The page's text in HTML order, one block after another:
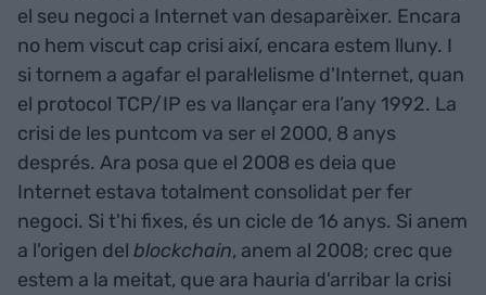
el seu negoci a Internet van desaparèixer. Encara
no hem viscut cap crisi així, encara estem lluny. I
si tornem a agafar el paral·lelisme d'Internet, quan
el protocol TCP/IP es va llançar era l’any 1992. La
crisi de les puntcom va ser el 2000, 8 anys
després. Ara posa que el 2008 es deia que
Internet estava totalment consolidat per fer
negoci. Si t'hi fixes, és un cicle de 16 anys. Si anem
a l'origen del blockchain, anem al 2008; crec que
estem a la meitat, que ara hauria d'arribar la crisi